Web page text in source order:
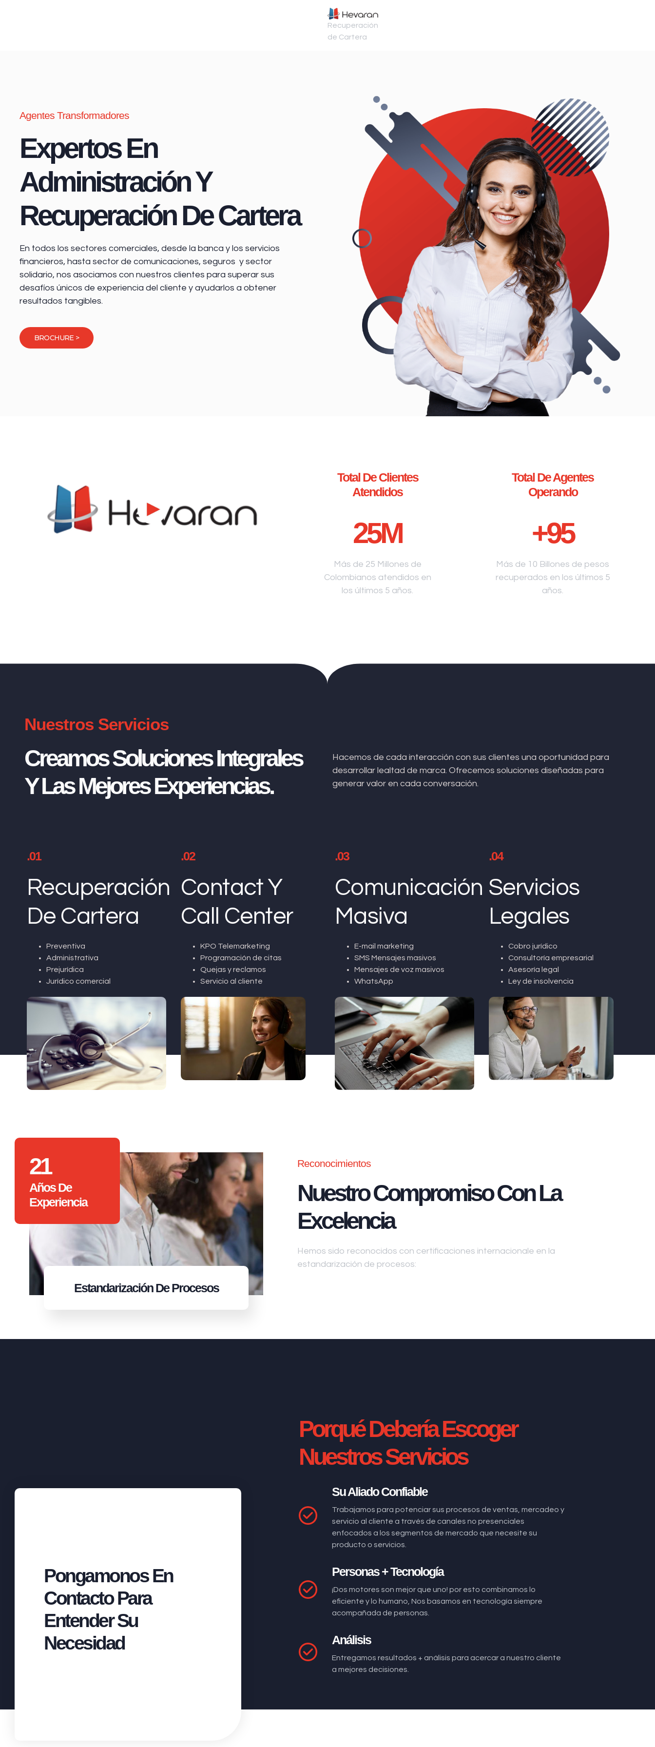
Recuperación
de Cartera
Agentes Transformadores
Expertos En
Administración Y
Recuperación De Cartera
En todos los sectores comerciales, desde la banca y los servicios
financieros, hasta sector de comunicaciones, seguros y sector
solidario, nos asociamos con nuestros clientes para superar sus
desafíos únicos de experiencia del cliente y ayudarlos a obtener
resultados tangibles.
BROCHURE >
Total De Clientes
Atendidos
25M
Más de 25 Millones de
Colombianos atendidos en
los últimos 5 años.
Total De Agentes
Operando
+95
Más de 10 Billones de pesos
recuperados en los últimos 5
años.
Nuestros Servicios
Creamos Soluciones Integrales
Y Las Mejores Experiencias.
Hacemos de cada interacción con sus clientes una oportunidad para
desarrollar lealtad de marca. Ofrecemos soluciones diseñadas para
generar valor en cada conversación.
.01
Recuperación
De Cartera
Preventiva
Administrativa
Prejurídica
Jurídico comercial
.02
Contact Y
Call Center
KPO Telemarketing
Programación de citas
Quejas y reclamos
Servicio al cliente
.03
Comunicación
Masiva
E-mail marketing
SMS Mensajes masivos
Mensajes de voz masivos
WhatsApp
.04
Servicios
Legales
Cobro jurídico
Consultoría empresarial
Asesoría legal
Ley de insolvencia
21
Años De
Experiencia
EstandarizaciónDe Procesos
Reconocimientos
Nuestro Compromiso Con La
Excelencia
Hemos sido reconocidos con certificaciones internacionale en la
estandarización de procesos:
Pongamonos En
Contacto Para
Entender Su
Necesidad
Porqué Debería Escoger
Nuestros Servicios
Su Aliado Confiable
Trabajamos para potenciar sus procesos de ventas, mercadeo y
servicio al cliente a través de canales no presenciales
enfocados a los segmentos de mercado que necesite su
producto o servicios.
Personas + Tecnología
¡Dos motores son mejor que uno! por esto combinamos lo
eficiente y lo humano, Nos basamos en tecnología siempre
acompañada de personas.
Análisis
Entregamos resultados + análisis para acercar a nuestro cliente
a mejores decisiones.